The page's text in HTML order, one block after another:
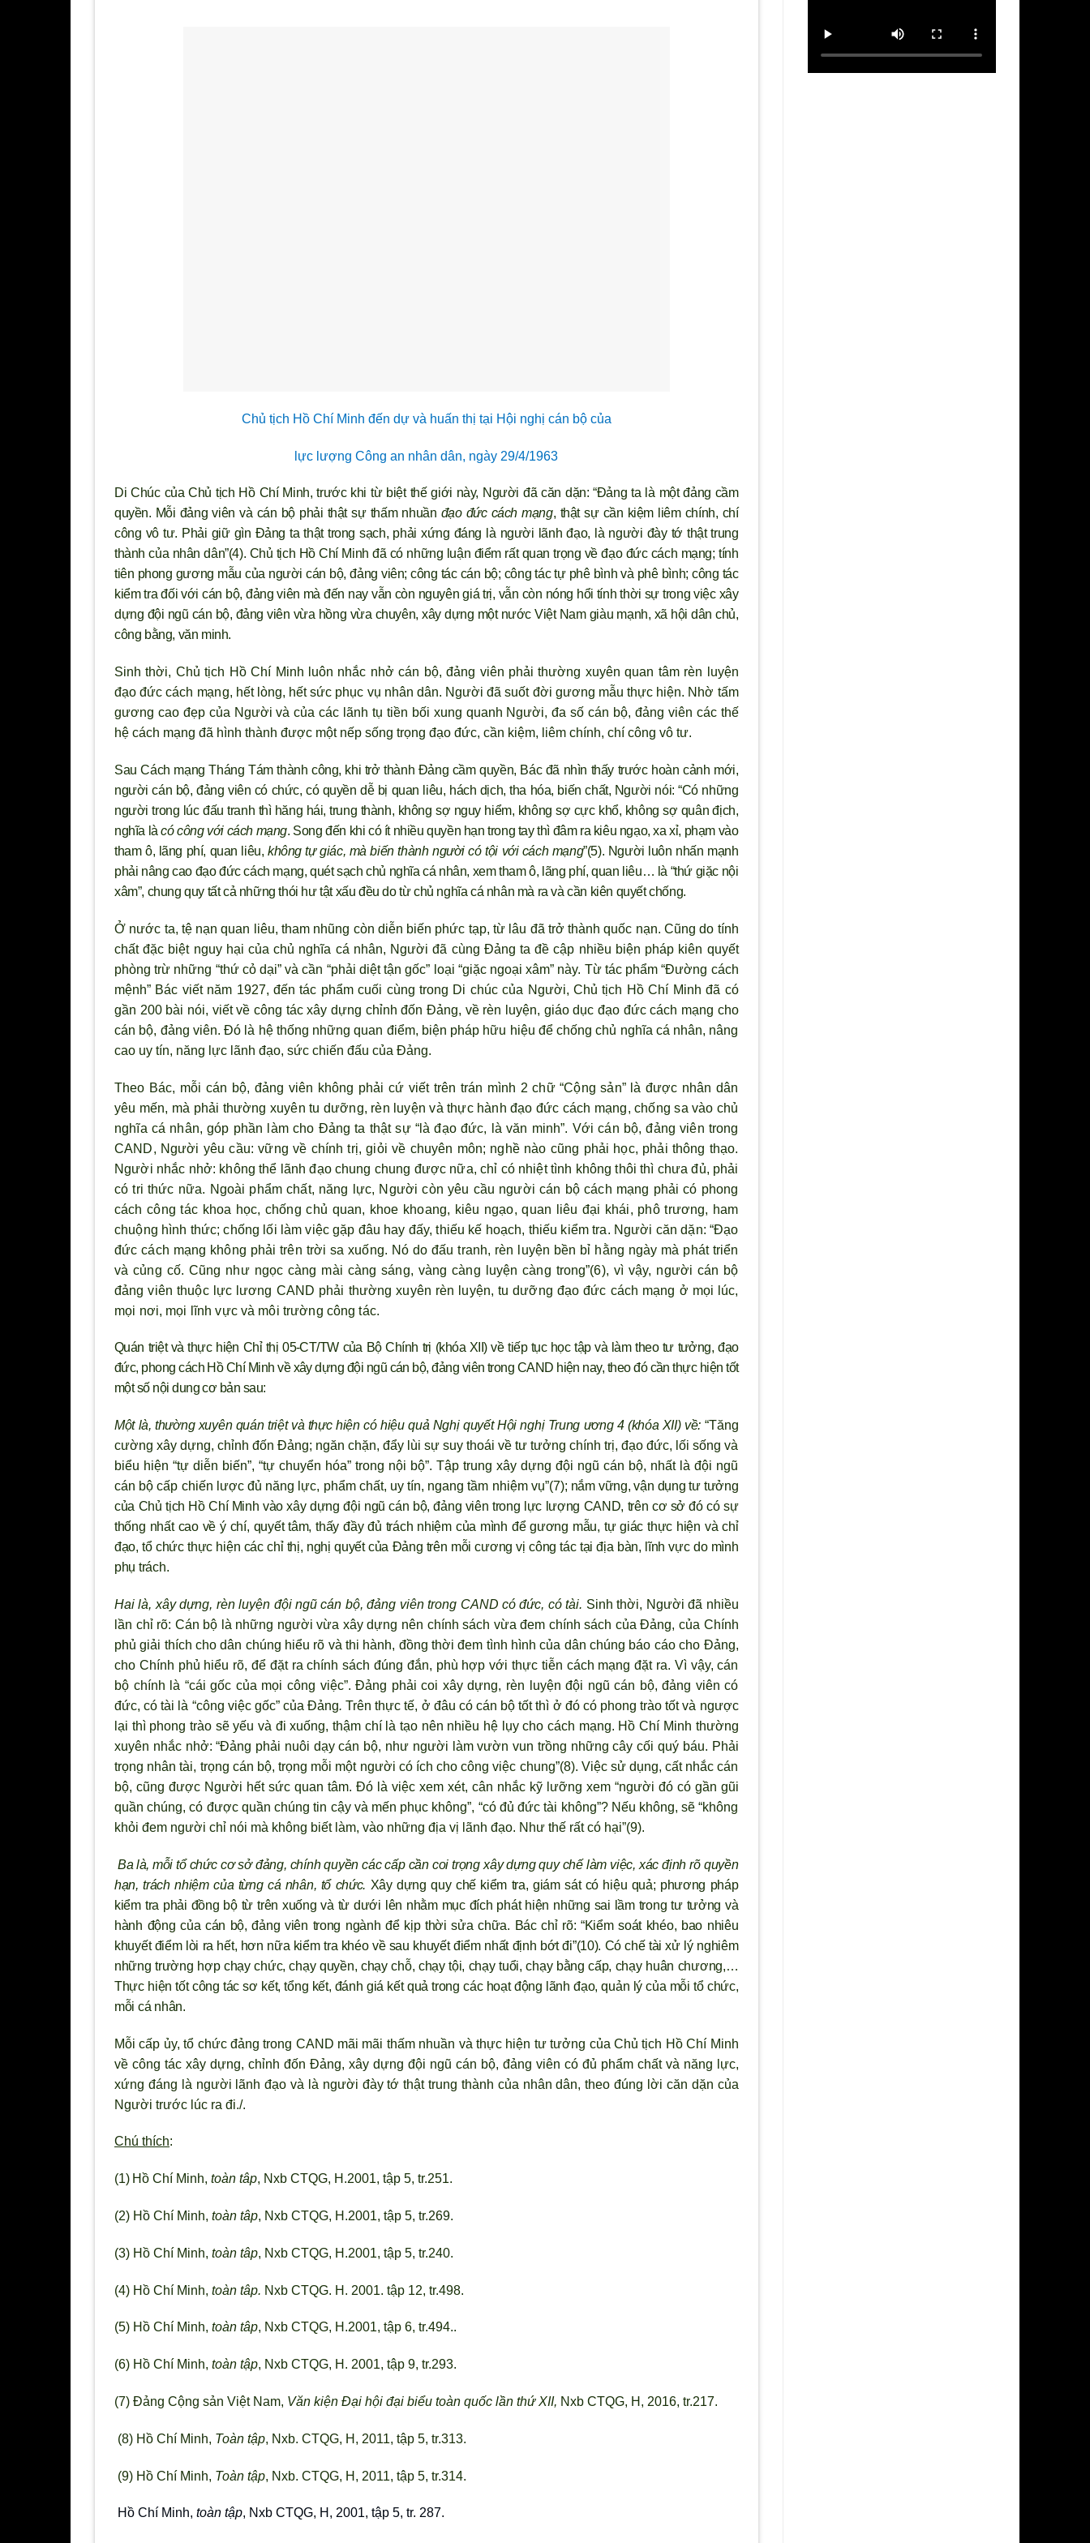
Chủ tịch Hồ Chí Minh đến dự và huấn thị tại Hội nghị cán bộ của
lực l ượng Công an nhân dân, ngày 29/4/1963
Di Chúc của Chủ tịch Hồ Chí Minh, trước khi từ biệt thế giới này, Người đã căn dặn: “Ðảng ta là một đảng cầm
quyền. Mỗi đảng viên và cán bộ phải thật sự thấm nhuần đạo đức cách mạng, thật sự cần kiệm liêm chính, chí
công vô tư. Phải giữ gìn Ðảng ta thật trong sạch, phải xứng đáng là người lãnh đạo, là người đày tớ thật trung
thành của nhân dân”(4). Chủ tịch Hồ Chí Minh đã có những luận điểm rất quan trọng về đạo đức cách mạng; tính
tiên phong gương mẫu của người cán bộ, đảng viên; công tác cán bộ; công tác tự phê bình và phê bình; công tác
kiểm tra đối với cán bộ, đảng viên mà đến nay vẫn còn nguyên giá trị, vẫn còn nóng hổi tính thời sự trong việc xây
dựng đội ngũ cán bộ, đảng viên vừa hồng vừa chuyên, xây dựng một nước Việt Nam giàu mạnh, xã hội dân chủ,
công bằng, văn minh.
Sinh thời, Chủ tịch Hồ Chí Minh luôn nhắc nhở cán bộ, đảng viên phải thường xuyên quan tâm rèn luyện
đạo đức cách mạng, hết l òng, hết sức phục vụ nhân dân. Người đã suốt đời gương mẫu thực hiện. Nhờ tấm
gương cao đẹp của Người và của các lãnh tụ tiền bối xung quanh Người, đa số cán bộ, đảng viên các thế
hệ cách mạng đã hình thành được một nếp sống trọng đạo đức, cần kiệm, liêm chính, chí công vô tư.
Sau Cách mạng Tháng Tám thành công, khi trở thành Ðảng cầm quyền, Bác đã nhìn thấy trước hoàn cảnh mới,
người cán bộ, đảng viên có chức, có quyền dễ bị quan liêu, hách dịch, tha hóa, biến chất, Người nói: “Có những
người trong lúc đấu tranh thì hăng hái, trung thành, không sợ nguy hiểm, không sợ cực khổ, không sợ quân địch,
nghĩa làcó công với cách mạng. Song đến khi có ít nhiều quyền hạn trong tay thì đâm ra kiêu ngạo, xa xỉ, phạm vào
tham ô, lãng phí, quan liêu, không tự giác, mà biến thành người có tội với cách mạng”(5). Người luôn nhấn mạnh
phải nâng cao đạo đức cách mạng, quét sạch chủ nghĩa cá nhân, xem tham ô, l ãng phí, quan liêu… là “thứ giặc nội
xâm”, chung quy tất cả những thói hư tật xấu đều do từ chủ nghĩa cá nhân mà ra và cần kiên quyết chống.
Ở nước ta, tệ nạn quan liêu, tham nhũng còn diễn biến phức tạp, từ lâu đã trở thành quốc nạn. Cũng do tính
chất đặc biệt nguy hại của chủ nghĩa cá nhân, Người đã cùng Đảng ta đề cập nhiều biện pháp kiên quyết
phòng trừ những “thứ cỏ dại” và cần “phải diệt tận gốc” loại “giặc ngoại xâm” này. Từ tác phẩm “Đường cách
mệnh” Bác viết năm 1927, đến tác phẩm cuối cùng trong Di chúc của Người, Chủ tịch Hồ Chí Minh đã có
gần 200 bài nói, viết về công tác xây dựng chỉnh đốn Đảng, về rèn luyện, giáo dục đạo đức cách mạng cho
cán bộ, đảng viên. Đó là hệ thống những quan điểm, biện pháp hữu hiệu để chống chủ nghĩa cá nhân, nâng
cao uy tín, năng lực lãnh đạo, sức chiến đấu của Đảng.
Theo Bác, mỗi cán bộ, đảng viên không phải cứ viết trên trán mình 2 chữ “Cộng sản” là được nhân dân
yêu mến, mà phải thường xuyên tu dưỡng, rèn luyện và thực hành đạo đức cách mạng, chống sa vào chủ
nghĩa cá nhân, góp phần làm cho Đảng ta thật sự “là đạo đức, là văn minh”. Với cán bộ, đảng viên trong
CAND, Người yêu cầu: vững về chính trị, giỏi về chuyên môn; nghề nào cũng phải học, phải thông thạo.
Người nhắc nhở: không thể l ãnh đạo chung chung được nữa, chỉ có nhiệt tình không thôi thì chưa đủ, phải
có tri thức nữa. Ngoài phẩm chất, năng lực, Người còn yêu cầu người cán bộ cách mạng phải có phong
cách công tác khoa học, chống chủ quan, khoe khoang, kiêu ngạo, quan liêu đại khái, phô trương, ham
chuộng hình thức; chống lối làm việc gặp đâu hay đấy, thiếu kế hoạch, thiếu kiểm tra. Người căn dặn: “Ðạo
đức cách mạng không phải trên trời sa xuống. Nó do đấu tranh, rèn luyện bền bỉ hằng ngày mà phát triển
và củng cố. Cũng như ngọc càng mài càng sáng, vàng càng luyện càng trong”(6), vì vậy, người cán bộ
đảng viên thuộc lực lương CAND phải thường xuyên rèn luyện, tu dưỡng đạo đức cách mạng ở mọi lúc,
mọi nơi, mọi lĩnh vực và môi trường công tác.
Quán triệt và thực hiện Chỉ thị 05-CT/TW của Bộ Chính trị (khóa XII) về tiếp tục học tập và làm theo tư tưởng, đạo
đức, phong cách Hồ Chí Minh về xây dựng đội ngũ cán bộ, đảng viên trong CAND hiện nay, theo đó cần thực hiện tốt
một số nội dung cơ bản sau:
Một là,thường xuyên quán triệt và thực hiện có hiệu quả Nghị quyết Hội nghị Trung ương 4 (khóa XII) về: “Tăng
cường xây dựng, chỉnh đốn Đảng; ngăn chặn, đẩy lùi sự suy thoái về tư tưởng chính trị, đạo đức, lối sống và
biểu hiện “tự diễn biến”, “tự chuyển hóa” trong nội bộ”. Tập trung xây dựng đội ngũ cán bộ, nhất là đội ngũ
cán bộ cấp chiến lược đủ năng lực, phẩm chất, uy tín, ngang tầm nhiệm vụ”(7); nắm vững, vận dụng tư tưởng
của Chủ tịch Hồ Chí Minh vào xây dựng đội ngũ cán bộ, đảng viên trong lực lượng CAND, trên cơ sở đó có sự
thống nhất cao vềý chí, quyết tâm, thấy đầy đủ trách nhiệm của mình để gương mẫu, tự giác thực hiện và chỉ
đạo, tổ chức thực hiện các chỉ thị, nghị quyết của Đảng trên mỗi cương vị công tác tại địa bàn, lĩnh vực do mình
phụ trách.
Hai là, xây dựng, rèn luyện đội ngũ cán bộ, đảng viên trong CAND có đức, có tài. Sinh thời, Người đã nhiều
lần chỉ rõ: Cán bộ là những người vừa xây dựng nên chính sách vừa đem chính sách của Đảng, của Chính
phủ giải thích cho dân chúng hiểu rõ và thi hành, đồng thời đem tình hình của dân chúng báo cáo cho Đảng,
cho Chính phủ hiểu rõ, để đặt ra chính sách đúng đắn, phù hợp với thực tiễn cách mạng đặt ra. Vì vậy, cán
bộ chính là “cái gốc của mọi công việc”. Đảng phải coi xây dựng, rèn luyện đội ngũ cán bộ, đảng viên có
đức, có tài là “công việc gốc” của Đảng. Trên thực tế, ở đâu có cán bộ tốt thì ở đó có phong trào tốt và ngược
lại thì phong trào sẽ yếu và đi xuống, thậm chí là tạo nên nhiều hệ lụy cho cách mạng. Hồ Chí Minh thường
xuyên nhắc nhở: “Đảng phải nuôi dạy cán bộ, như người làm vườn vun trồng những cây cối quý báu. Phải
trọng nhân tài, trọng cán bộ, trọng mỗi một người có ích cho công việc chung”(8). Việc sử dụng, cất nhắc cán
bộ, cũng được Người hết sức quan tâm. Đó là việc xem xét, cân nhắc kỹ lưỡng xem “người đó có gần gũi
quần chúng, có được quần chúng tin cậy và mến phục không”, “có đủ đức tài không”? Nếu không, sẽ “không
khỏi đem người chỉ nói mà không biết làm, vào những địa vị l ãnh đạo. Như thế rất có hại”(9).
Ba là, mỗi tổ chức cơ sở đảng, chính quyền các cấp cần coi trọng xây dựng quy chế làm việc, xác định rõ quyền
hạn, trách nhiệm của từng cá nhân, tổ chức. Xây dựng quy chế kiểm tra, giám sát có hiệu quả; phương pháp
kiểm tra phải đồng bộ từ trên xuống và từ dưới lên nhằm mục đích phát hiện những sai lầm trong tư tưởng và
hành động của cán bộ, đảng viên trong ngành để kịp thời sửa chữa. Bác chỉ rõ: “Kiểm soát khéo, bao nhiêu
khuyết điểm lòi ra hết, hơn nữa kiểm tra khéo về sau khuyết điểm nhất định bớt đi”(10). Có chế tài xử lý nghiêm
những trường hợp chạy chức, chạy quyền, chạy chỗ, chạy tội, chạy tuổi, chạy bằng cấp, chạy huân chương,…
Thực hiện tốt công tác sơ kết, tổng kết, đánh giá kết quả trong các hoạt động l ãnh đạo, quản lý của mỗi tổ chức,
mỗi cá nhân.
Mỗi cấp ủy, tổ chức đảng trong CAND mãi mãi thấm nhuần và thực hiện tư tưởng của Chủ tịch Hồ Chí Minh
về công tác xây dựng, chỉnh đốn Ðảng, xây dựng đội ngũ cán bộ, đảng viên có đủ phẩm chất và năng lực,
xứng đáng là người lãnh đạo và là người đày tớ thật trung thành của nhân dân, theo đúng lời căn dặn của
Người trước lúc ra đi./.
Chú thích:
(1) Hồ Chí Minh, toàn tâp, Nxb CTQG, H.2001, tập 5, tr.251.
(2) Hồ Chí Minh, toàn tâp, Nxb CTQG, H.2001, tập 5, tr.269.
(3) Hồ Chí Minh, toàn tâp, Nxb CTQG, H.2001, tập 5, tr.240.
(4) Hồ Chí Minh, toàn tâp. Nxb CTQG. H. 2001. tập 12, tr.498.
(5) Hồ Chí Minh, toàn tâp, Nxb CTQG, H.2001, tập 6, tr.494..
(6) Hồ Chí Minh, toàn tập, Nxb CTQG, H. 2001, tập 9, tr.293.
(7) Đảng Cộng sản Việt Nam, Văn kiện Đại hội đại biểu toàn quốc lần thứ XII, Nxb CTQG, H, 2016, tr.217.
(8) Hồ Chí Minh, Toàn tập, Nxb. CTQG, H, 2011, tập 5, tr.313.
(9) Hồ Chí Minh, Toàn tập, Nxb. CTQG, H, 2011, tập 5, tr.314.
Hồ Chí Minh, toàn tập, Nxb CTQG, H, 2001, tập 5, tr. 287.